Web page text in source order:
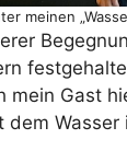
meinen
mein Gast
Wasser